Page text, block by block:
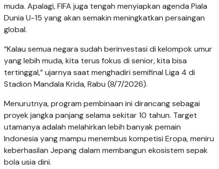
muda. Apalagi, FIFA juga tengah menyiapkan agenda Piala
Dunia U-15 yang akan semakin meningkatkan persaingan
global.
“Kalau semua negara sudah berinvestasi di kelompok umur
yang lebih muda, kita terus fokus di senior, kita bisa
tertinggal,” ujarnya saat menghadiri semifinal Liga 4 di
Stadion Mandala Krida, Rabu (8/7/2026).
Menurutnya, program pembinaan ini dirancang sebagai
proyek jangka panjang selama sekitar 10 tahun. Target
utamanya adalah melahirkan lebih banyak pemain
Indonesia yang mampu menembus kompetisi Eropa, meniru
keberhasilan Jepang dalam membangun ekosistem sepak
bola usia dini.